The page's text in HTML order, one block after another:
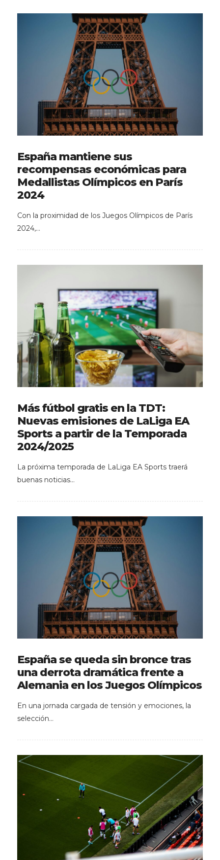
España mantiene sus
recompensas económicas para
Medallistas Olímpicos en París
2024
Con la proximidad de los Juegos Olímpicos de París
2024,…
Más fútbol gratis en la TDT:
Nuevas emisiones de LaLiga EA
Sports a partir de la Temporada
2024/2025
La próxima temporada de LaLiga EA Sports traerá
buenas noticias…
España se queda sin bronce tras
una derrota dramática frente a
Alemania en los Juegos Olímpicos
En una jornada cargada de tensión y emociones, la
selección…